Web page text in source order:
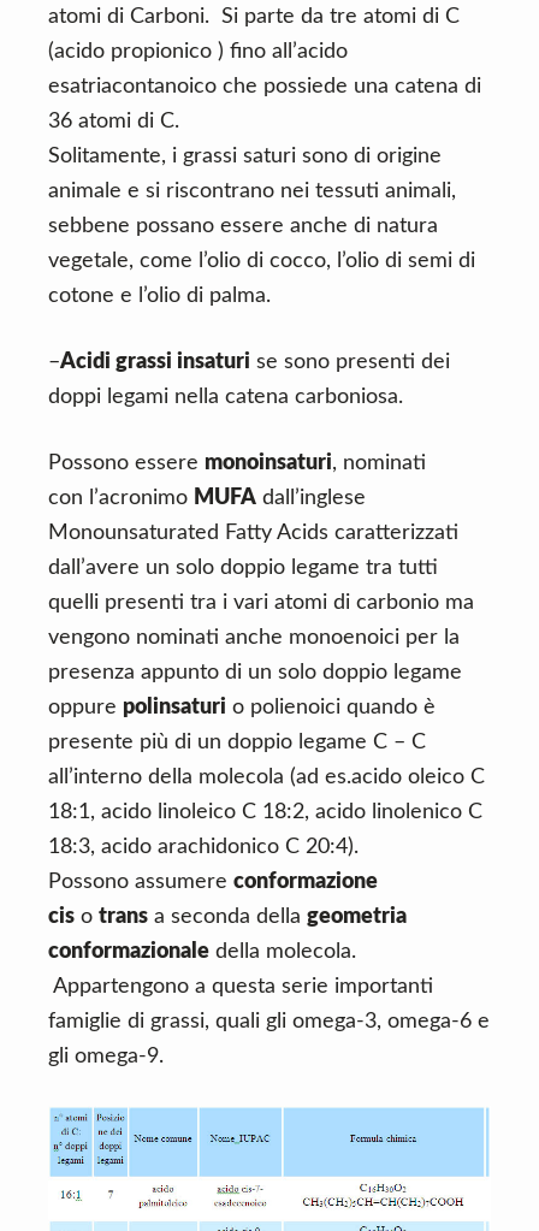
atomi di Carboni. Si parte da tre atomi di C
(acido propionico ) fino all’acido
esatriacontanoico che possiede una catena di
36 atomi di C.
Solitamente, i grassi saturi sono di origine
animale e si riscontrano nei tessuti animali,
sebbene possano essere anche di natura
vegetale, come l’olio di cocco, l’olio di semi di
cotone e l’olio di palma.
–Acidi grassi insaturi se sono presenti dei
doppi legami nella catena carboniosa.
Possono essere monoinsaturi, nominati
con l’acronimo MUFA dall’inglese
Monounsaturated Fatty Acids caratterizzati
dall’avere un solo doppio legame tra tutti
quelli presenti tra i vari atomi di carbonio ma
vengono nominati anche monoenoici per la
presenza appunto di un solo doppio legame
oppure polinsaturi o polienoici quando è
presente più di un doppio legame C – C
all’interno della molecola (ad es.acido oleico C
18:1, acido linoleico C 18:2, acido linolenico C
18:3, acido arachidonico C 20:4).
Possono assumere conformazione
cis o trans a seconda della geometria
conformazionale della molecola.
Appartengono a questa serie importanti
famiglie di grassi, quali gli omega-3, omega-6 e
gli omega-9.